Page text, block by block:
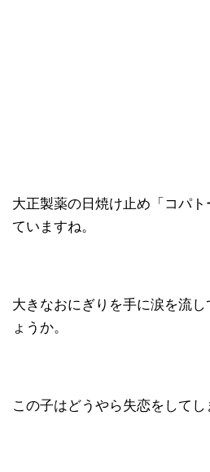
大正製薬の日焼け止め「コパ
ていますね。
大きなおにぎりを手に涙を流
ょうか。
この子はどうやら失恋をしてし